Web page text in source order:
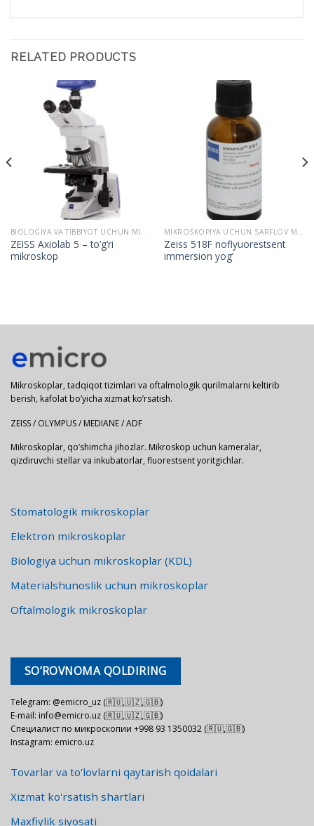
RELATED PRODUCTS
BIOLOGIYA VA TIBBIYOT UCHUN MIKROSKOPLAR
ZEISS Axiolab 5 – to’g’ri
mikroskop
MIKROSKOPIYA UCHUN SARFLOV MATERIALLAR
Zeiss 518F noflyuorestsent
immersion yog’
Mikroskoplar, tadqiqot tizimlari va oftalmologik qurilmalarni keltirib
berish, kafolat bo’yicha xizmat ko’rsatish.
ZEISS / OLYMPUS / MEDIANE / ADF
Mikroskoplar, qo’shimcha jihozlar. Mikroskop uchun kameralar,
qizdiruvchi stellar va inkubatorlar, fluorestsent yoritgichlar.
Stomatologik mikroskoplar
Elektron mikroskoplar
Biologiya uchun mikroskoplar (KDL)
Materialshunoslik uchun mikroskoplar
Oftalmologik mikroskoplar
SO’ROVNOMA QOLDIRING
Telegram: @emicro_uz (🇷🇺,🇺🇿,🇬🇧)
E-mail: info@emicro.uz (🇷🇺,🇺🇿,🇬🇧)
Специалист по микроскопии +998 93 1350032 (🇷🇺,🇬🇧)
Instagram: emicro.uz
Tovarlar va to'lovlarni qaytarish qoidalari
Xizmat ko'rsatish shartlari
Maxfiylik siyosati